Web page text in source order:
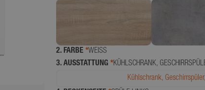
2. FARBE *WEISS
3. AUSSTATTUNG *KÜHLSCHRANK,
Kühlschrank,